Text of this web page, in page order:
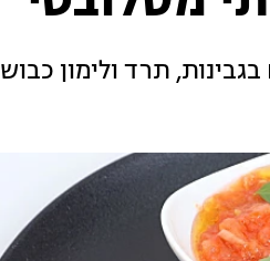
תרד ולימון כבוש